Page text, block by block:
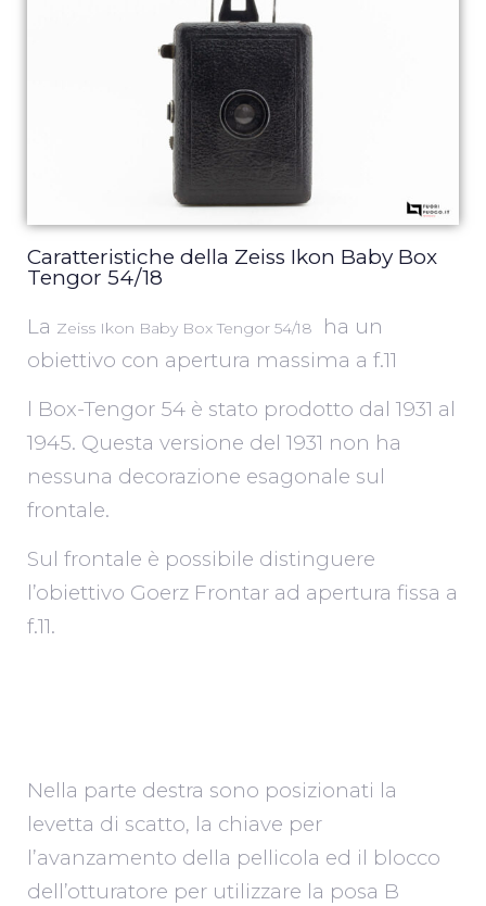
Caratteristiche della Zeiss Ikon Baby Box
Tengor 54/18
La Zeiss Ikon Baby Box Tengor 54/18
ha un
obiettivo con apertura massima a f.11
l Box-Tengor 54 è stato prodotto dal 1931 al
1945. Questa versione del 1931 non ha
nessuna decorazione esagonale sul
frontale.
Sul frontale è possibile distinguere
l’obiettivo Goerz Frontar ad apertura fissa a
f.11.
Nella parte destra sono posizionati la
levetta di scatto, la chiave per
l’avanzamento della pellicola ed il blocco
dell’otturatore per utilizzare la posa B